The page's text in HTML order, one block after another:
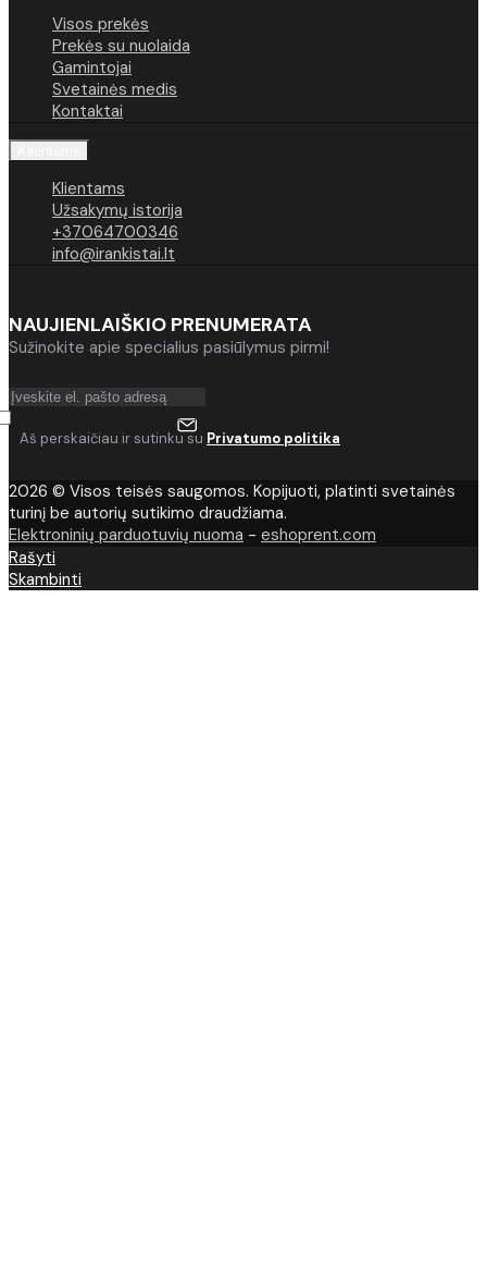
Visos prekės
Prekės su nuolaida
Gamintojai
Svetainės medis
Kontaktai
Klientams
Užsakymų istorija
+37064700346
info@irankistai.lt
NAUJIENLAIŠKIO PRENUMERATA
Sužinokite apie specialius pasiūlymus pirmi!
Aš perskaičiau ir sutinku su Privatumo politika
2026 © Visos teisės saugomos. Kopijuoti, platinti svetainės
turinį be autorių sutikimo draudžiama.
Elektroninių parduotuvių nuoma - eshoprent.com
Rašyti
Skambinti